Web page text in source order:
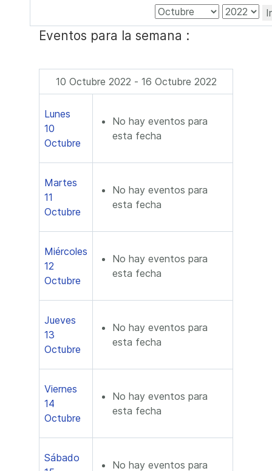
Eventos para la semana :
10 Octubre 2022 - 16 Octubre 2022
Lunes
10
Octubre
No hay eventos para
esta fecha
Martes
11
Octubre
No hay eventos para
esta fecha
Miércoles
12
Octubre
No hay eventos para
esta fecha
Jueves
13
Octubre
No hay eventos para
esta fecha
Viernes
14
Octubre
No hay eventos para
esta fecha
Sábado
No hay eventos para